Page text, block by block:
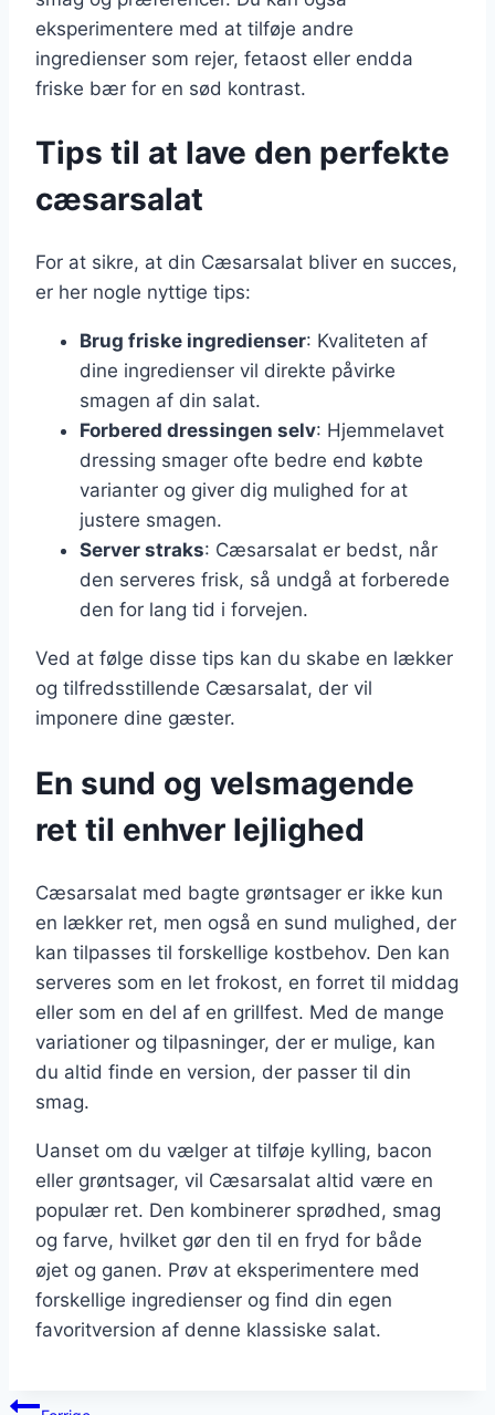
eksperimentere med at tilføje andre
ingredienser som rejer, fetaost eller endda
friske bær for en sød kontrast.
Tips til at lave den perfekte
cæsarsalat
For at sikre, at din Cæsarsalat bliver en succes,
er her nogle nyttige tips:
Brug friske ingredienser: Kvaliteten af
dine ingredienser vil direkte påvirke
smagen af din salat.
Forbered dressingen selv: Hjemmelavet
dressing smager ofte bedre end købte
varianter og giver dig mulighed for at
justere smagen.
Server straks: Cæsarsalat er bedst, når
den serveres frisk, så undgå at forberede
den for lang tid i forvejen.
Ved at følge disse tips kan du skabe en lækker
og tilfredsstillende Cæsarsalat, der vil
imponere dine gæster.
En sund og velsmagende
ret til enhver lejlighed
Cæsarsalat med bagte grøntsager er ikke kun
en lækker ret, men også en sund mulighed, der
kan tilpasses til forskellige kostbehov. Den kan
serveres som en let frokost, en forret til middag
eller som en del af en grillfest. Med de mange
variationer og tilpasninger, der er mulige, kan
du altid finde en version, der passer til din
smag.
Uanset om du vælger at tilføje kylling, bacon
eller grøntsager, vil Cæsarsalat altid være en
populær ret. Den kombinerer sprødhed, smag
og farve, hvilket gør den til en fryd for både
øjet og ganen. Prøv at eksperimentere med
forskellige ingredienser og find din egen
favoritversion af denne klassiske salat.